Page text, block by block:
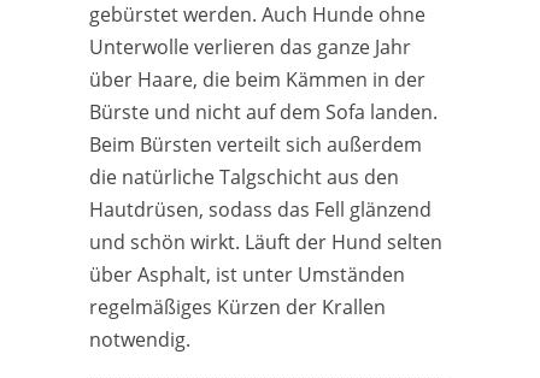
gebürstet werden. Auch Hunde ohne
Unterwolle verlieren das ganze Jahr
über Haare, die beim Kämmen in der
Bürste und nicht auf dem Sofa landen.
Beim Bürsten verteilt sich außerdem
die natürliche Talgschicht aus den
Hautdrüsen, sodass das Fell glänzend
und schön wirkt. Läuft der Hund selten
über Asphalt, ist unter Umständen
regelmäßiges Kürzen der Krallen
notwendig.